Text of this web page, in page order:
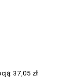
37,05 zł